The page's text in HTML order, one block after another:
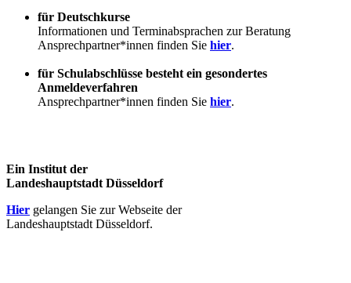
für Deutschkurse
Informationen und Terminabsprachen zur Beratung
Ansprechpartner*innen finden Sie hier.
für Schulabschlüsse besteht ein gesondertes
Anmeldeverfahren
Ansprechpartner*innen finden Sie hier.
Ein Institut der
Landeshauptstadt Düsseldorf
Hier gelangen Sie zur Webseite der
Landeshauptstadt Düsseldorf.